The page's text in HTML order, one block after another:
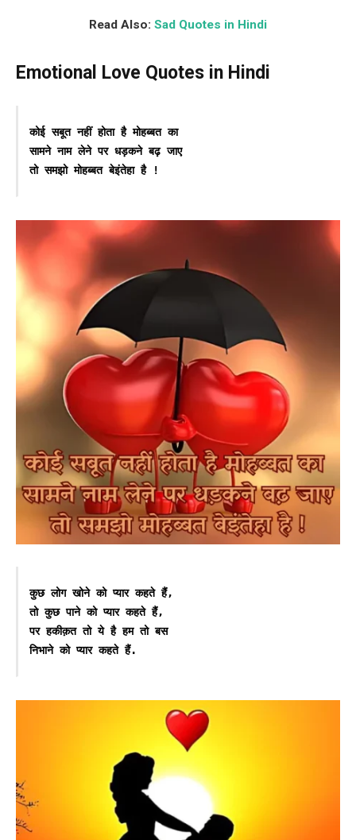
Read Also: Sad Quotes in Hindi
Emotional Love Quotes in Hindi
कोई सबूत नहीं होता है मोहब्बत का
सामने नाम लेने पर धड़कने बढ़ जाए
तो समझो मोहब्बत बेइंतेहा है !
कुछ लोग खोने को प्यार कहते हैं,
तो कुछ पाने को प्यार कहते हैं,
पर हकीक़त तो ये है हम तो बस
निभाने को प्यार कहते हैं.